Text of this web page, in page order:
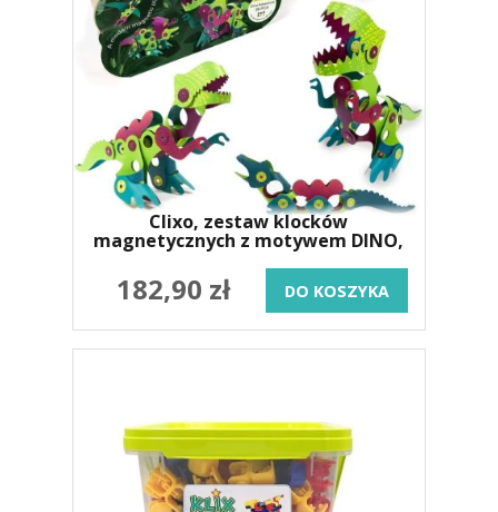
Clixo, zestaw klocków
magnetycznych z motywem DINO,
36 elementów
182,90 zł DO KOSZYKA